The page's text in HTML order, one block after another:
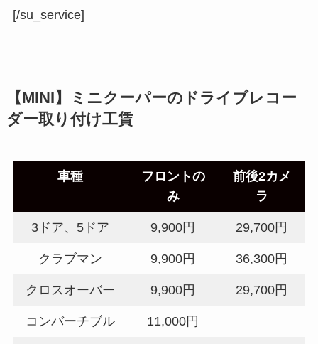
[/su_service]
【MINI】ミニクーパーのドライブレコー
ダー取り付け工賃
車種
フロントの
み
前後2カメ
ラ
3ドア、5ドア 9,900円 29,700円
クラブマン 9,900円 36,300円
クロスオーバー 9,900円 29,700円
コンバーチブル 11,000円